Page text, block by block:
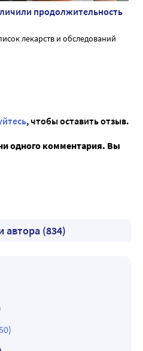
продолжительность
лекарств и обследований
, чтобы оставить отзыв.
одного комментария. Вы
автора (834)